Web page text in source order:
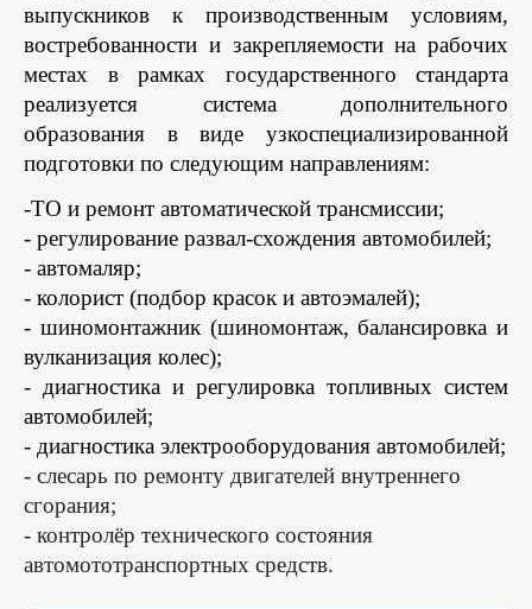
выпускников к производственным условиям,
востребованности и закрепляемости на рабочих
местах в рамках государственного стандарта
реализуется система дополнительного
образования в виде узкоспециализированной
подготовки по следующим направлениям:
-ТО и ремонт автоматической трансмиссии;
- регулирование развал-схождения автомобилей;
- автомаляр;
- колорист (подбор красок и автоэмалей);
- шиномонтажник (шиномонтаж, балансировка и
вулканизация колес);
- диагностика и регулировка топливных систем
автомобилей;
- диагностика электрооборудования автомобилей;
- слесарь по ремонту двигателей внутреннего
сгорания;
- контролёр технического состояния
автомототранспортных средств.